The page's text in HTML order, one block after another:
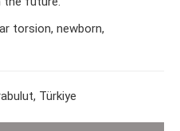
torsion, newborn,
Türkiye